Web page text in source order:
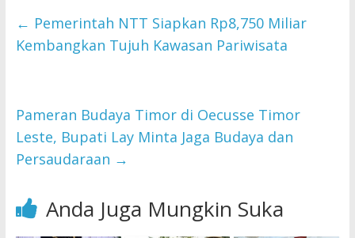
← Pemerintah NTT Siapkan Rp8,750 Miliar
Kembangkan Tujuh Kawasan Pariwisata
Pameran Budaya Timor di Oecusse Timor
Leste, Bupati Lay Minta Jaga Budaya dan
Persaudaraan →
Anda Juga Mungkin Suka